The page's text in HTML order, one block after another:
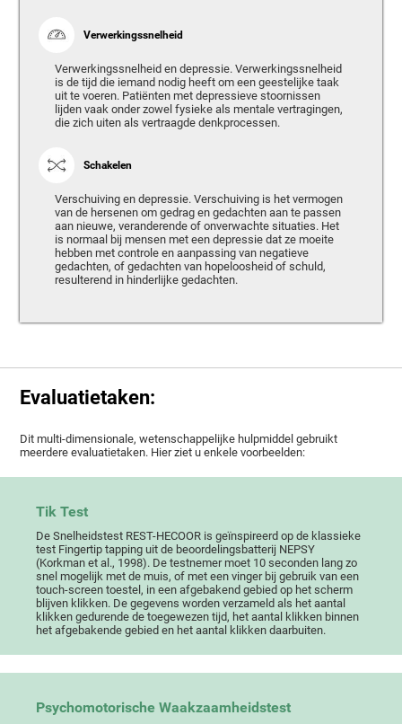
Verwerkingssnelheid
Verwerkingssnelheid en depressie. Verwerkingssnelheid
is de tijd die iemand nodig heeft om een geestelijke taak
uit te voeren. Patiënten met depressieve stoornissen
lijden vaak onder zowel fysieke als mentale vertragingen,
die zich uiten als vertraagde denkprocessen.
Schakelen
Verschuiving en depressie. Verschuiving is het vermogen
van de hersenen om gedrag en gedachten aan te passen
aan nieuwe, veranderende of onverwachte situaties. Het
is normaal bij mensen met een depressie dat ze moeite
hebben met controle en aanpassing van negatieve
gedachten, of gedachten van hopeloosheid of schuld,
resulterend in hinderlijke gedachten.
Evaluatietaken:
Dit multi-dimensionale, wetenschappelijke hulpmiddel gebruikt
meerdere evaluatietaken. Hier ziet u enkele voorbeelden:
Tik Test
De Snelheidstest REST-HECOOR is geïnspireerd op de klassieke
test Fingertip tapping uit de beoordelingsbatterij NEPSY
(Korkman et al., 1998). De testnemer moet 10 seconden lang zo
snel mogelijk met de muis, of met een vinger bij gebruik van een
touch-screen toestel, in een afgebakend gebied op het scherm
blijven klikken. De gegevens worden verzameld als het aantal
klikken gedurende de toegewezen tijd, het aantal klikken binnen
het afgebakende gebied en het aantal klikken daarbuiten.
Psychomotorische Waakzaamheidstest